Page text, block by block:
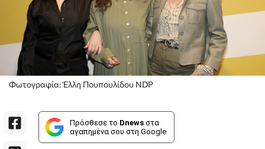
Φωτογραφία: Έλλη Πουπουλίδου ΝDP
Πρόσθεσε το Dnews στα
αγαπημένα σου στη Google